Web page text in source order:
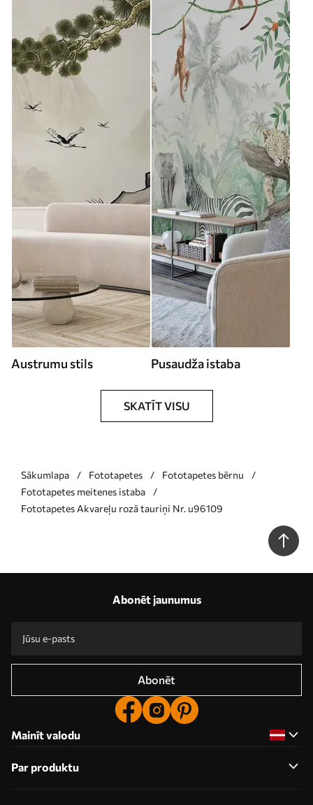
Austrumu stils Pusaudža istaba
SKATĪT VISU
Sākumlapa Fototapetes
Fototapetes bērnu
Fototapetes meitenes istaba
Fototapetes Akvareļu rozā tauriņi Nr. u96109
Abonēt jaunumus
Abonēt
Mainīt valodu
Par produktu